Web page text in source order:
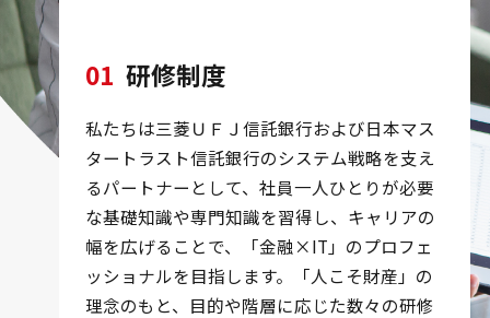
01 研修制度
私たちは三菱ＵＦＪ信託銀行および日本マス
タートラスト信託銀行のシステム戦略を支え
るパートナーとして、社員一人ひとりが必要
な基礎知識や専門知識を習得し、キャリアの
幅を広げることで、「金融×IT」のプロフェ
ッショナルを目指します。「人こそ財産」の
理念のもと、目的や階層に応じた数々の研修